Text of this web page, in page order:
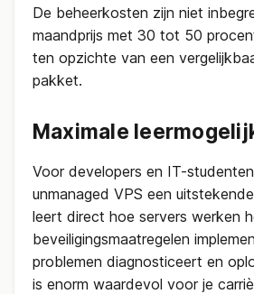
De beheerkosten zijn niet
maandprijs met 30 tot 50
ten opzichte van een
pakket.
Maximale
Voor developers en IT-
unmanaged VPS een
leert direct hoe servers werken
beveiligingsmaatregelen
problemen diagnosticeert en
is enorm waardevol voor je